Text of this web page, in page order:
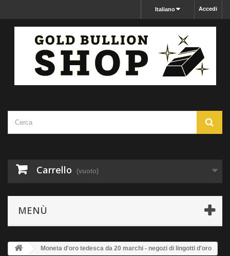
Accedi
Italiano
Carrello (vuoto)
MENÙ
Moneta d'oro tedesca da 20 marchi - negozi di lingotti d'oro